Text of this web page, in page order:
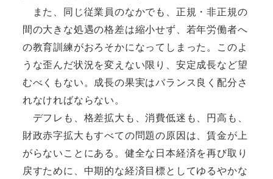
また、同じ従業員のなかでも、正規・非正規の
間の大きな処遇の格差は縮小せず、若年労働者へ
の教育訓練がおろそかになってしまった。このよ
うな歪んだ状況を変えない限り、安定成長など望
むべくもない。成長の果実はバランス良く配分さ
れなければならない。
デフレも、格差拡大も、消費低迷も、円高も、
財政赤字拡大もすべての問題の原因は、賃金が上
がらないことにある。健全な日本経済を再び取り
戻すために、中期的な経済目標としてゆるやかな